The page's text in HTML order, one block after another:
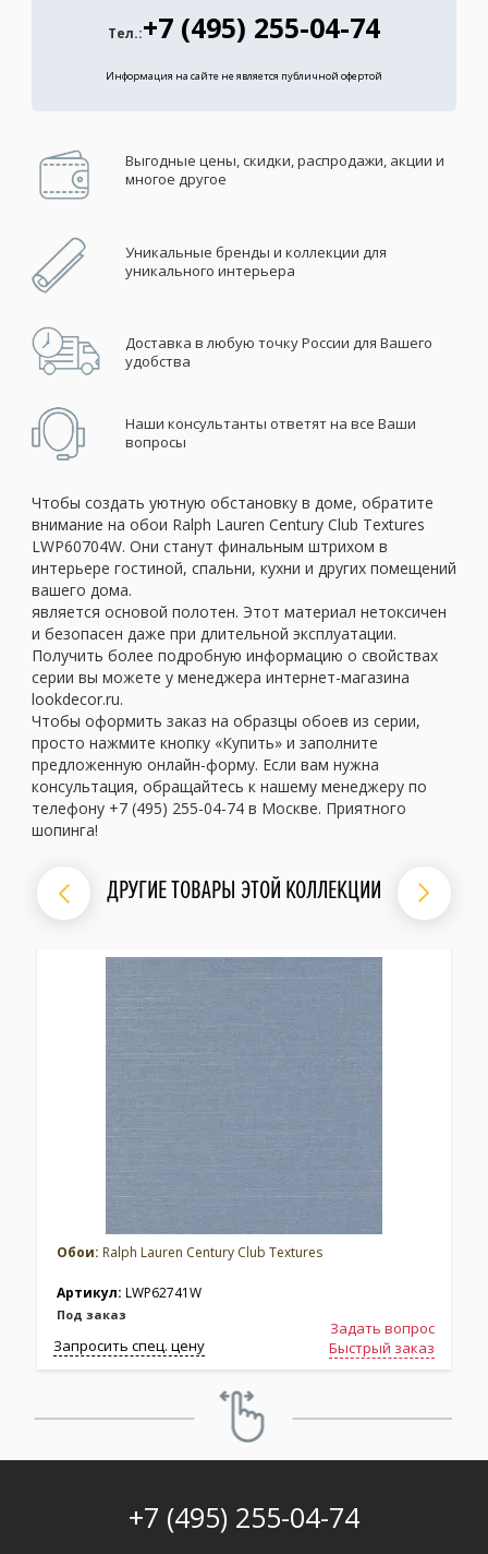
Тел.:+7 (495) 255-04-74
Информация на сайте не является публичной офертой
Выгодные цены, скидки, распродажи, акции и
многое другое
Уникальные бренды и коллекции для
уникального интерьера
Доставка в любую точку России для Вашего
удобства
Наши консультанты ответят на все Ваши
вопросы
Чтобы создать уютную обстановку в доме, обратите
внимание на обои Ralph Lauren Century Club Textures
LWP60704W. Они станут финальным штрихом в
интерьере гостиной, спальни, кухни и других помещений
вашего дома.
является основой полотен. Этот материал нетоксичен
и безопасен даже при длительной эксплуатации.
Получить более подробную информацию о свойствах
серии вы можете у менеджера интернет-магазина
lookdecor.ru.
Чтобы оформить заказ на образцы обоев из серии,
просто нажмите кнопку «Купить» и заполните
предложенную онлайн-форму. Если вам нужна
консультация, обращайтесь к нашему менеджеру по
телефону +7 (495) 255-04-74 в Москве. Приятного
шопинга!
ДРУГИЕ ТОВАРЫ ЭТОЙ КОЛЛЕКЦИИ
Обои: Ralph Lauren Century Club Textures
Артикул: LWP62741W
Под заказ
Задать вопрос
Быстрый заказ
Запросить спец. цену
+7 (495) 255-04-74